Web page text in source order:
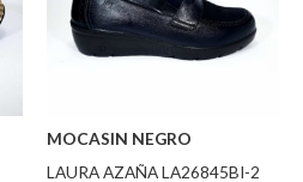
MOCASIN NEGRO
LAURA AZAÑA LA26845BI-2